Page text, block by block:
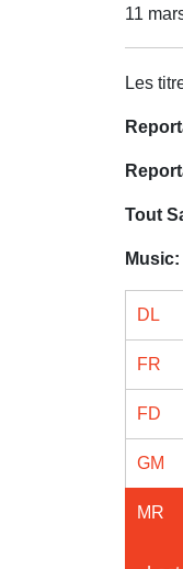
11
Les
Tout
Music:
DL
FR
FD
GM
MR